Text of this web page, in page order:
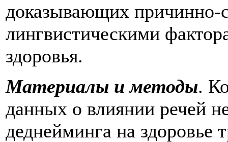
доказывающих причинно-
лингвистическими
здоровья.
Материалы и методы.
данных о влиянии речей
деднейминга на здоровье